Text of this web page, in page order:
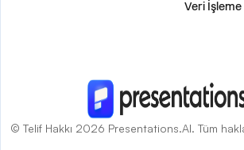
Veri
© Telif Hakkı 2026 Presentations.AI. Tüm